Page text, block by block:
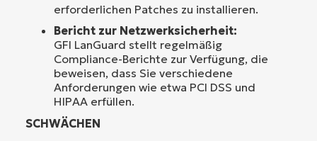
erforderlichen Patches zu installieren.
Bericht zur Netzwerksicherheit:
GFI LanGuard stellt regelmäßig
Compliance-Berichte zur Verfügung, die
beweisen, dass Sie verschiedene
Anforderungen wie etwa PCI DSS und
HIPAA erfüllen.
SCHWÄCHEN